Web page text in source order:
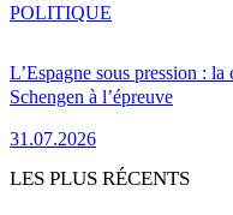
L’Espagne sous pression :
Schengen à l’épreuve
31.07.2026
POLITIQUE
LES PLUS RÉCENTS